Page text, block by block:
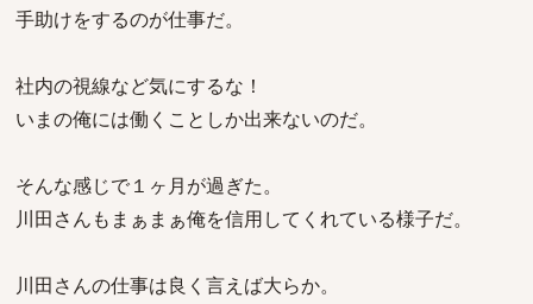
手助けをするのが仕事だ。
社内の視線など気にするな！
いまの俺には働くことしか出来ないのだ。
そんな感じで１ヶ月が過ぎた。
川田さんもまぁまぁ俺を信用してくれている様子だ。
川田さんの仕事は良く言えば大らか。